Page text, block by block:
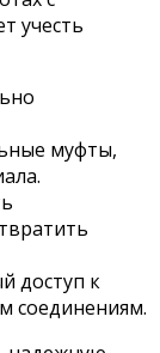
учесть
муфты,
доступ к
соединениям.